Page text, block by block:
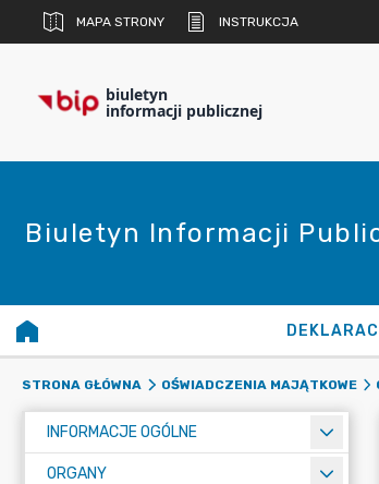
MAPA STRONY INSTRUKCJA
biuletyn
informacji publicznej
Biuletyn Informacji
STRONA GŁÓWNA OŚWIADCZENIA MAJĄTKOWE
INFORMACJE OGÓLNE
ORGANY